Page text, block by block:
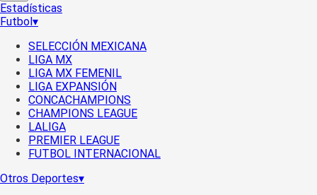
Estadísticas
Futbol▾
SELECCIÓN MEXICANA
LIGA MX
LIGA MX FEMENIL
LIGA EXPANSIÓN
CONCACHAMPIONS
CHAMPIONS LEAGUE
LALIGA
PREMIER LEAGUE
FUTBOL INTERNACIONAL
Otros Deportes▾